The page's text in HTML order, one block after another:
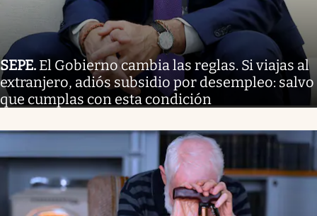
SEPE. El Gobierno cambia las reglas. Si viajas al
extranjero, adiós subsidio por desempleo: salvo
que cumplas con esta condición